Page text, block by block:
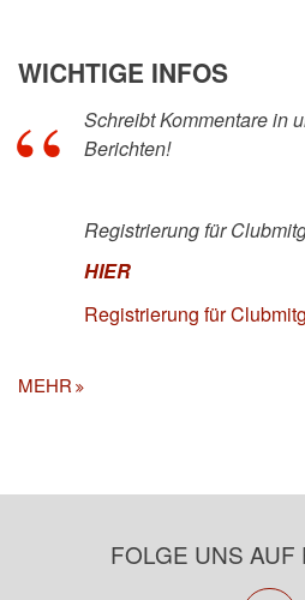
WICHTIGE INFOS
Schreibt Kommentare in
Berichten!
Registrierung für
HIER
Registrierung für
MEHR
FOLGE UNS AUF